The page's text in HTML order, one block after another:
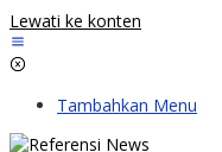
Lewati ke konten
Tambahkan Menu